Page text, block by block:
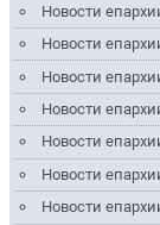
Новости
Новости
Новости
Новости
Новости
Новости
Новости